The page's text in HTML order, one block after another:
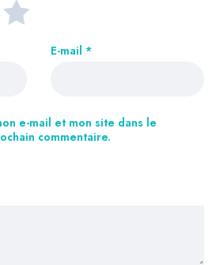
E-mail *
e-mail et mon site dans le
commentaire.